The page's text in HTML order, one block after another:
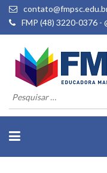
FMP (48) 3220-0376 -
Pesquisar
por: